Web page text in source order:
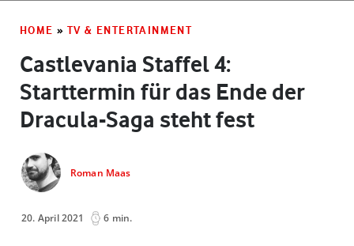
HOME » TV & ENTERTAINMENT
Castlevania Staffel 4:
Starttermin für das Ende der
Dracula-Saga steht fest
Roman Maas
20. April 2021 6 min.